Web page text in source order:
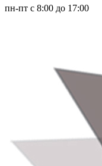
пн-пт с 8:00 до 17:00